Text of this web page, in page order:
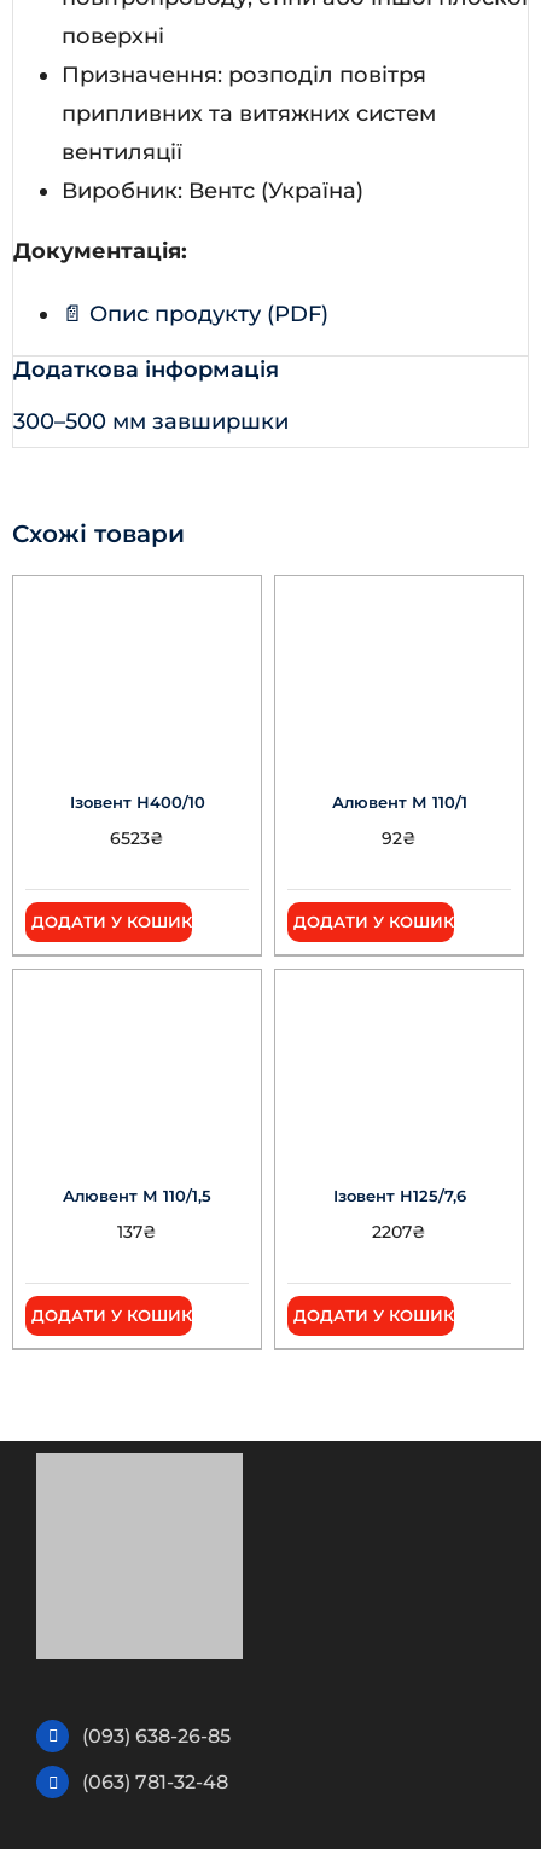
поверхні
Призначення: розподіл повітря
припливних та витяжних систем
вентиляції
Виробник: Вентс (Україна)
Документація:
📄 Опис продукту (PDF)
Додаткова інформація
300–500 мм завширшки
Схожі товари
Ізовент Н400/10
6523₴
ДОДАТИ У КОШИК
Алювент М 110/1
92₴
ДОДАТИ У КОШИК
Алювент М 110/1,5
137₴
ДОДАТИ У КОШИК
Ізовент Н125/7,6
2207₴
ДОДАТИ У КОШИК
(093) 638-26-85
(063) 781-32-48